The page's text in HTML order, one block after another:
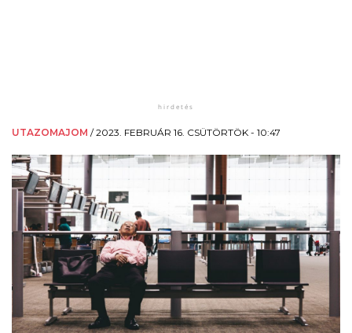
UTAZOMAJOM /2023. FEBRUÁR 16. CSÜTÖRTÖK - 10:47